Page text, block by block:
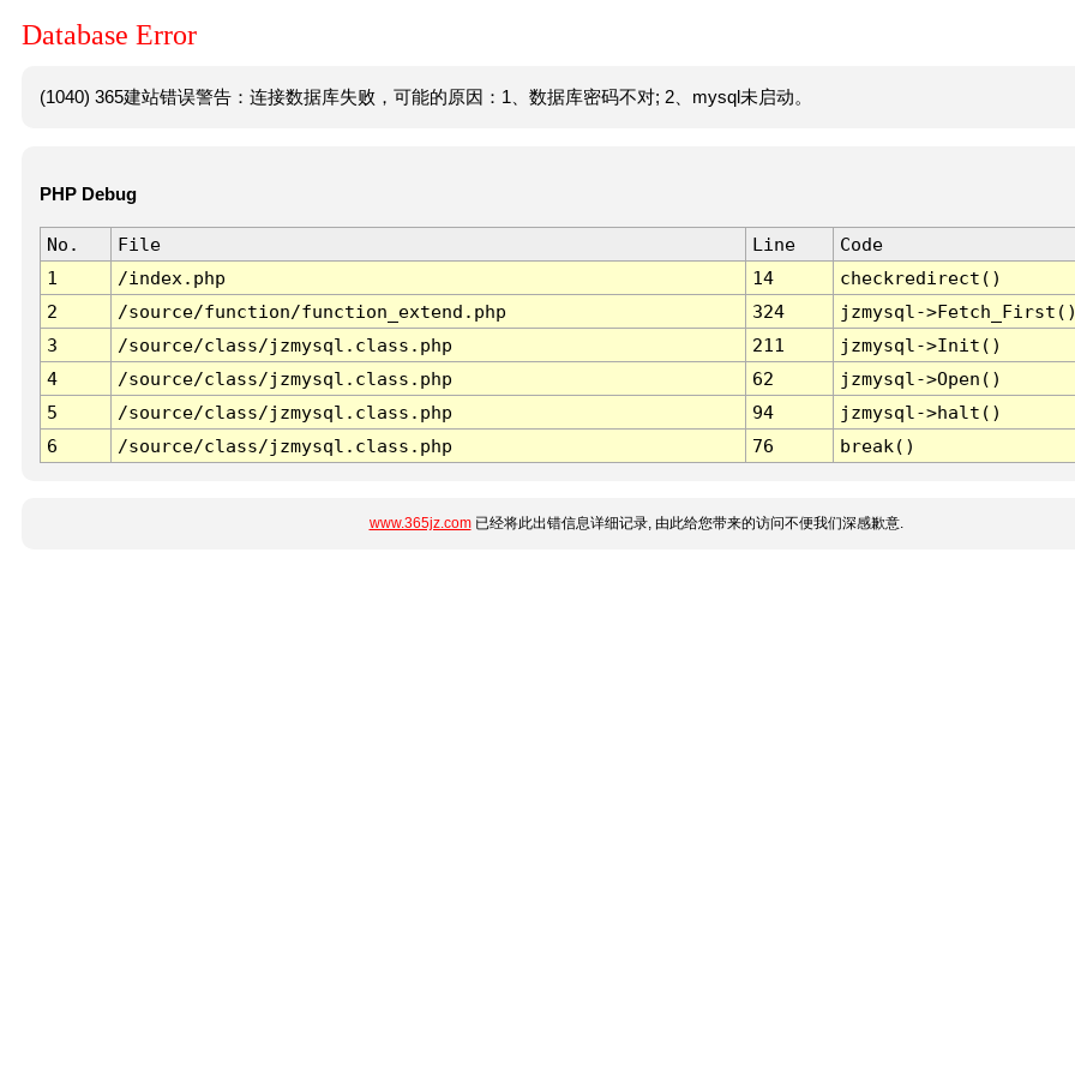
Database Error
(1040) 365建站错误警告：连接数据库失败，可能的原因：1、数据库密码不对; 2、mysql未启动。
PHP Debug
No. File Line
Code
1
/index.php 14
checkredirect()
2
/source/function/function_extend.php 324
jzmysql-
3
/source/class/jzmysql.class.php 211
jzmysql->Init()
4
/source/class/jzmysql.class.php 62
jzmysql->Open()
5
/source/class/jzmysql.class.php 94
jzmysql->halt()
6
/source/class/jzmysql.class.php 76 break()
www.365jz.com已经将此出错信息详细记录, 由此给您带来的访问不便我们深感歉意.